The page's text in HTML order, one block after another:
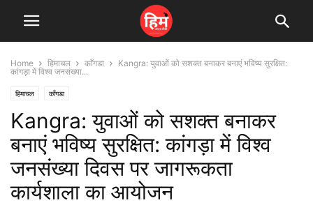
Home हिमाचल काँगडा
Kangra: युवाओं को सशक्त बनाकर बनाएं भविष्य सुरक्षित:
कांगड़ा में विश्व जनसंख्या...
हिमाचल काँगडा
Kangra: युवाओं को सशक्त बनाकर
बनाएं भविष्य सुरक्षित: कांगड़ा में विश्व
जनसंख्या दिवस पर जागरूकता
कार्यशाला का आयोजन